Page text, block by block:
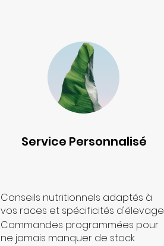
Service Personnalisé
Conseils nutritionnels adaptés à
vos races et spécificités d'élevage
Commandes programmées pour
ne jamais manquer de stock